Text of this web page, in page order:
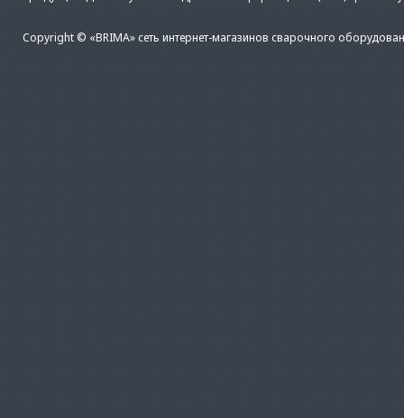
Copyright © «BRIMA» сеть интернет-магазинов сварочного